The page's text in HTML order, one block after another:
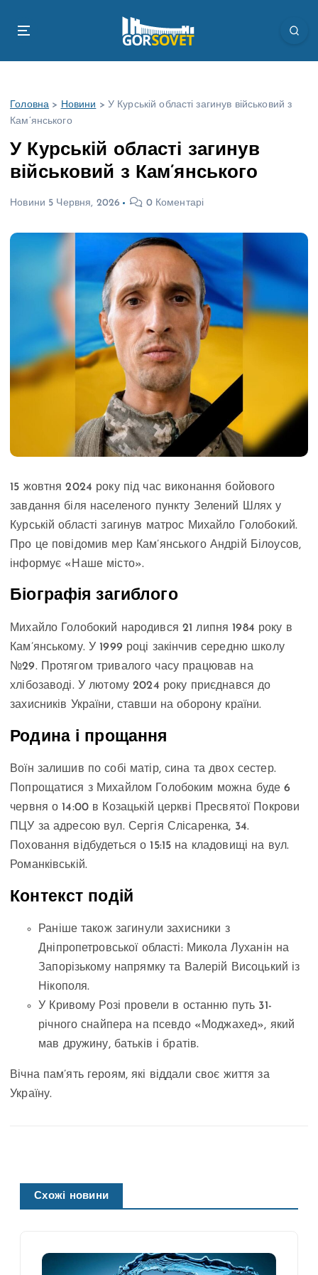
Головна > Новини > У Курській області загинув військовий з
Кам’янського
У Курській області загинув
військовий з Кам’янського
Новини 5 Червня, 2026 0 Коментарі
15 жовтня 2024 року під час виконання бойового
завдання біля населеного пункту Зелений Шлях у
Курській області загинув матрос Михайло Голобокий.
Про це повідомив мер Кам’янського Андрій Білоусов,
інформує «Наше місто».
Біографія загиблого
Михайло Голобокий народився 21 липня 1984 року в
Кам’янському. У 1999 році закінчив середню школу
№29. Протягом тривалого часу працював на
хлібозаводі. У лютому 2024 року приєднався до
захисників України, ставши на оборону країни.
Родина і прощання
Воїн залишив по собі матір, сина та двох сестер.
Попрощатися з Михайлом Голобоким можна буде 6
червня о 14:00 в Козацькій церкві Пресвятої Покрови
ПЦУ за адресою вул. Сергія Слісаренка, 34.
Поховання відбудеться о 15:15 на кладовищі на вул.
Романківській.
Контекст подій
Раніше також загинули захисники з
Дніпропетровської області: Микола Луханін на
Запорізькому напрямку та Валерій Висоцький із
Нікополя.
У Кривому Розі провели в останню путь 31-
річного снайпера на псевдо «Моджахед», який
мав дружину, батьків і братів.
Вічна пам’ять героям, які віддали своє життя за
Україну.
Схожі новини